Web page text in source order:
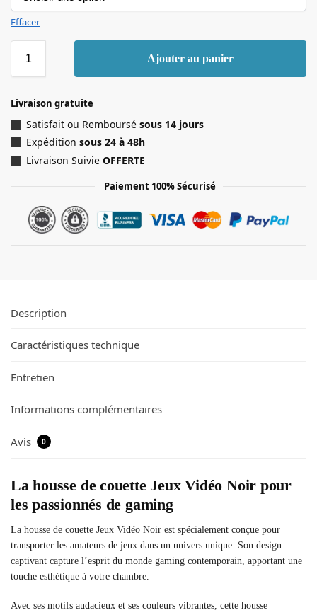
Effacer
Ajouter au panier
Livraison gratuite
Satisfait ou Remboursé sous 14 jours
Expédition sous 24 à 48h
Livraison Suivie OFFERTE
Paiement 100% Sécurisé
Description
Caractéristiques technique
Entretien
Informations complémentaires
Avis 0
La housse de couette Jeux Vidéo Noir pour
les passionnés de gaming
La housse de couette Jeux Vidéo Noir est spécialement conçue pour
transporter les amateurs de jeux dans un univers unique. Son design
captivant capture l’esprit du monde gaming contemporain, apportant une
touche esthétique à votre chambre.
Avec ses motifs audacieux et ses couleurs vibrantes, cette housse